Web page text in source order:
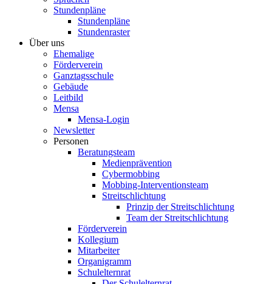
Stundenpläne
Stundenpläne
Stundenraster
Über uns
Ehemalige
Förderverein
Ganztagsschule
Gebäude
Leitbild
Mensa
Mensa-Login
Newsletter
Personen
Beratungsteam
Medienprävention
Cybermobbing
Mobbing-Interventionsteam
Streitschlichtung
Prinzip der Streitschlichtung
Team der Streitschlichtung
Förderverein
Kollegium
Mitarbeiter
Organigramm
Schulelternrat